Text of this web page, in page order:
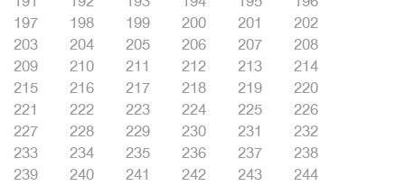
197
198 199 200 201
202
203
204 205 206 207
208
209
210 211 212 213
214
215
216 217 218 219
220
221
222 223 224 225
226
227
228 229 230 231
232
233
234 235 236 237
238
239
240 241 242 243
244